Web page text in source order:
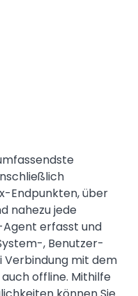
Endpunkten, über
nahezu jede
Agent erfasst und
, Benutzer-
Verbindung mit dem
offline. Mithilfe